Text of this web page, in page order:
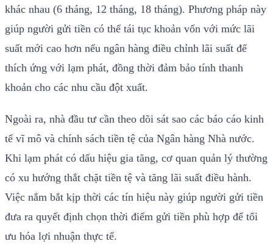
khác nhau (6 tháng, 12 tháng, 18 tháng). Phương pháp này
giúp người gửi tiền có thể tái tục khoản vốn với mức lãi
suất mới cao hơn nếu ngân hàng điều chỉnh lãi suất để
thích ứng với lạm phát, đồng thời đảm bảo tính thanh
khoản cho các nhu cầu đột xuất.
Ngoài ra, nhà đầu tư cần theo dõi sát sao các báo cáo kinh
tế vĩ mô và chính sách tiền tệ của Ngân hàng Nhà nước.
Khi lạm phát có dấu hiệu gia tăng, cơ quan quản lý thường
có xu hướng thắt chặt tiền tệ và tăng lãi suất điều hành.
Việc nắm bắt kịp thời các tín hiệu này giúp người gửi tiền
đưa ra quyết định chọn thời điểm gửi tiền phù hợp để tối
ưu hóa lợi nhuận thực tế.